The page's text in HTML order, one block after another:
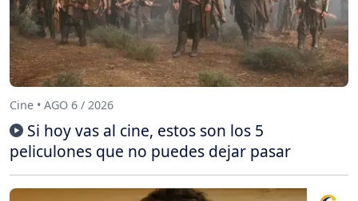
Cine • AGO 6 / 2026
Si hoy vas al cine, estos son los 5
peliculones que no puedes dejar pasar